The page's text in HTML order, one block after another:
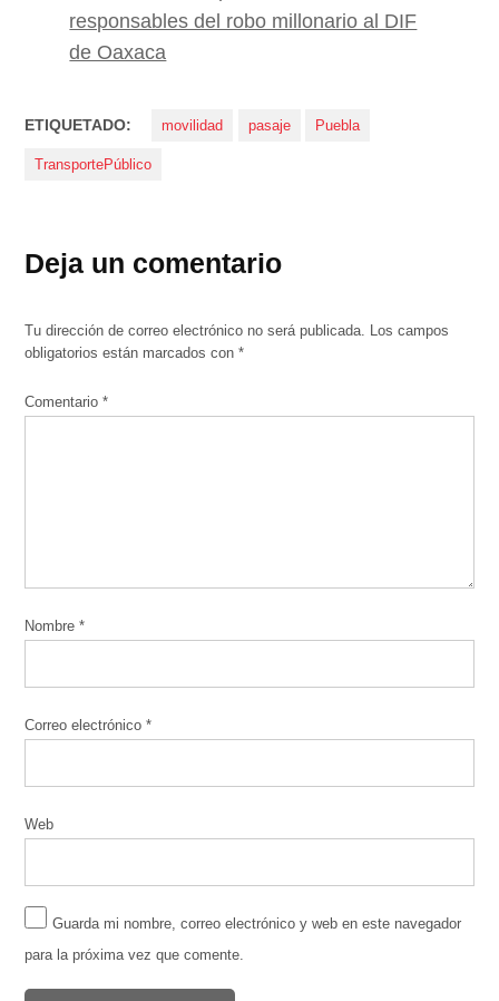
responsables del robo millonario al DIF
de Oaxaca
ETIQUETADO: movilidad pasaje Puebla
TransportePúblico
Deja un comentario
Tu dirección de correo electrónico no será publicada. Los campos
obligatorios están marcados con*
Comentario*
Nombre*
Correo electrónico*
Web
Guarda mi nombre, correo electrónico y web en este navegador
para la próxima vez que comente.